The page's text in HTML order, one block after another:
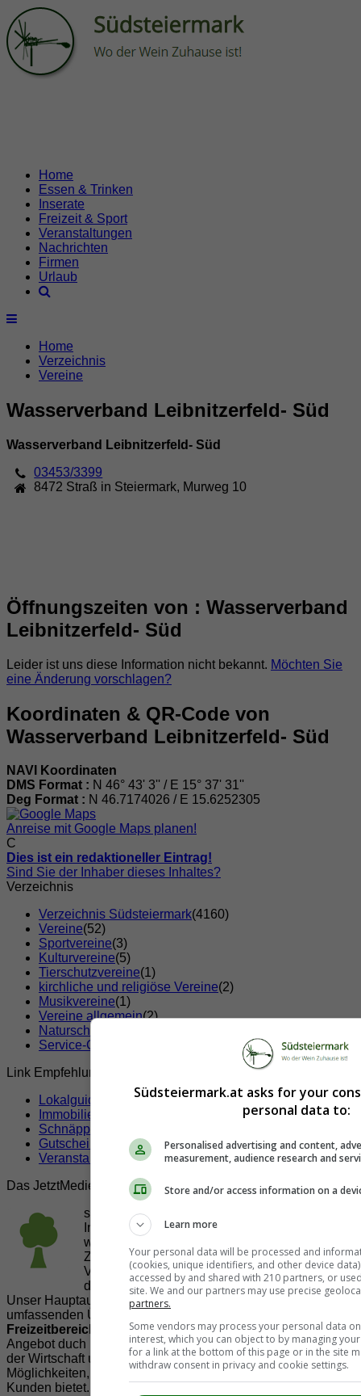
Home
Essen & Trinken
Inserate
Freizeit & Sport
Veranstaltungen
Nachrichten
Firmen
Urlaub
Home
Verzeichnis
Vereine
Wasserverband Leibnitzerfeld- Süd
Wasserverband Leibnitzerfeld- Süd
03453/3399
8472 Straß in Steiermark, Murweg 10
Öffnungszeiten von : Wasserverband
Leibnitzerfeld- Süd
Leider ist uns diese Information nicht bekannt. Möchten Sie
eine Änderung vorschlagen?
Koordinaten & QR-Code von
Wasserverband Leibnitzerfeld- Süd
NAVI Koordinaten
DMS Format : N 46° 43' 3'' / E 15° 37' 31''
Deg Format : N 46.7174026 / E 15.6252305
Anreise mit Google Maps planen!
C
Dies ist ein redaktioneller Eintrag!
Sind Sie der Inhaber dieses Inhaltes?
Verzeichnis
Verzeichnis Südsteiermark(4160)
Vereine(52)
Sportvereine(3)
Kulturvereine(5)
Tierschutzvereine(1)
kirchliche und religiöse Vereine(2)
Musikvereine(1)
Vereine allgemein(2)
Naturschutz und Tierschutz Vereine
Service-Clubs
Link Empfehlungen
Lokalguide
Immobilien
Schnäppchen
Gutscheine & Rabatte
Veranstaltungen
Das JetztMedien.com Medien Netzwerk
suedsteiermark.at ist eine von vielen
Internetadressen derJetztMedien.com Medien
welche es sich zur Aufgabe gemacht hat, in
Zusammenarbeit mit regionalen Firmen,
Vereinen und Institutionen dieVielfälltigkeit
der Region Südsteiermark zu präsentieren.
Unser Hauptaugenmerk liegt dabei, der Bevölkerung einen
umfassenden Überblick der Möglichkeiten im
Freizeitbereich
zu vermittelt. Abgerundet wird dieses
Angebot duch Informationen zur regionalenGastronomie,
der Wirtschaft und der Präsentation der zahlreichen
Möglichkeiten, welche die regionale Wirtschaftihren
Kunden bietet.
Südsteiermark.at asks for your
personal data to:
Personalised advertising and content,
measurement, audience research and
Store and/or access information on a
Learn more
Your personal data will be processed and
(cookies, unique identifiers, and other device
accessed by and shared with 210 partners, or
site. We and our partners may use precise
partners.
Some vendors may process your personal data
interest, which you can object to by managing
for a link at the bottom of this page or in the site
withdraw consent in privacy and cookie settings.